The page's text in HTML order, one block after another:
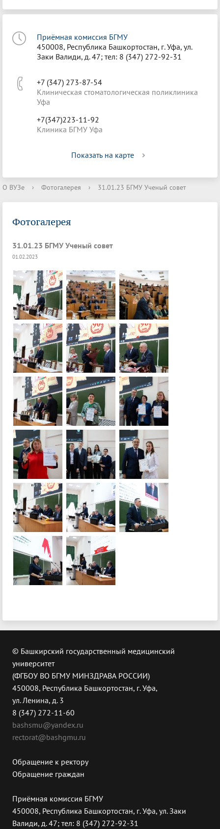
Приёмная комиссия БГМУ
450008, Республика Башкортостан, г. Уфа, ул.
Заки Валиди, д. 47; тел: 8 (347) 272-92-31
+7 (347) 273-87-54
Клиническая стоматологическая поликлиника
Уфа
+7(347)223-11-92
Клиника БГМУ Уфа
Показать на карте
О ВУЗе › Фотогалерея › 31.01.23 БГМУ Ученый совет
Фотогалерея
31.01.23 БГМУ Ученый совет
01.02.2023
© Башкирский государственный медицинский
университет
(ФГБОУ ВО БГМУ МИНЗДРАВА РОССИИ)
450008, Республика Башкортостан, г. Уфа,
ул. Ленина, д. 3
8 (347) 272-11-60
bashsmu@yandex.ru
rectorat@bashgmu.ru
Обращение к ректору
Обращение граждан
Приёмная комиссия БГМУ
450008, Республика Башкортостан, г. Уфа, ул. Заки
Валиди, д. 47; тел: 8 (347) 272-92-31